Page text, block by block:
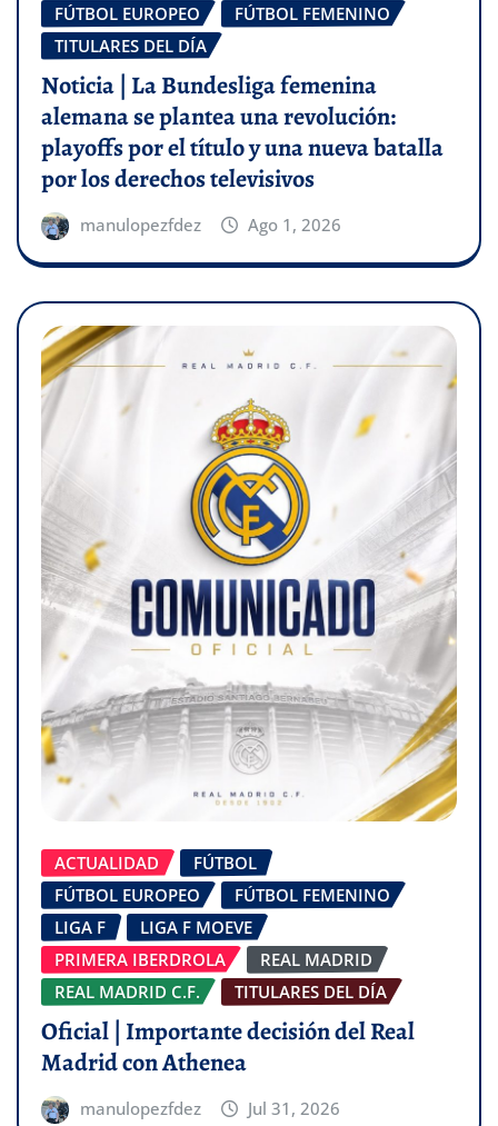
FÚTBOL EUROPEO
FÚTBOL FEMENINO
TITULARES DEL DÍA
Noticia | La Bundesliga femenina
alemana se plantea una revolución:
playoffs por el título y una nueva batalla
por los derechos televisivos
manulopezfdez Ago 1, 2026
ACTUALIDAD
FÚTBOL
FÚTBOL EUROPEO
FÚTBOL FEMENINO
LIGA F
LIGA F MOEVE
PRIMERA IBERDROLA
REAL MADRID
REAL MADRID C.F.
TITULARES DEL DÍA
Oficial | Importante decisión del Real
Madrid con Athenea
manulopezfdez Jul 31, 2026